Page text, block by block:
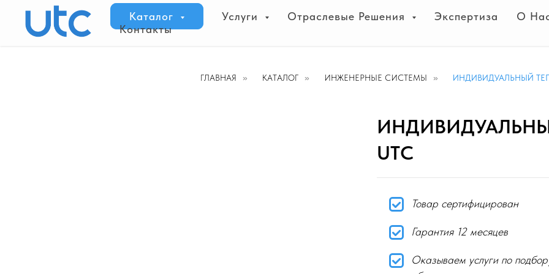
Каталог Услуги Отраслевые Решения Экспертиза
О
Контакты
ГЛАВНАЯ » КАТАЛОГ » ИНЖЕНЕРНЫЕ СИСТЕМЫ » ИНДИВИДУАЛЬНЫЙ
UTC
Товар сертифицирован
Гарантия 12 месяцев
Оказываем услуги по